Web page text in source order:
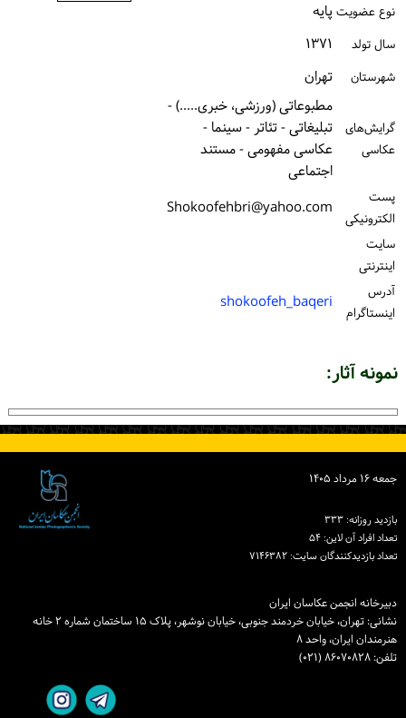
نوع عضویتپایه
سال تولد ۱۳۷۱
شهرستان تهران
گرایش‌های
عکاسی
مطبوعاتی (ورزشی، خبری.....) -
تبلیغاتی - تئاتر - سینما -
عکاسی مفهومی - مستند
اجتماعی
پست
الكترونیكی
Shokoofehbri@yahoo.com
سایت
اینترنتی
آدرس
اینستاگرام
shokoofeh_baqeri
نمونه آثار:
جمعه ۱۶ مرداد ۱۴۰۵
بازدید روزانه: ۳۳۳
تعداد افراد آن لاین: ۵۴
تعداد بازدیدكنندگان سایت: ۷۱۴۶۳۸۲
دبیرخانه انجمن عکاسان ایران
نشانی: تهران، خیابان خردمند جنوبی، خیابان نوشهر، پلاک ۱۵ ساختمان شماره ۲ خانه
هنرمندان ایران، واحد ۸
تلفن: ۸۶۰۷۰۸۲۸ (۰۲۱)